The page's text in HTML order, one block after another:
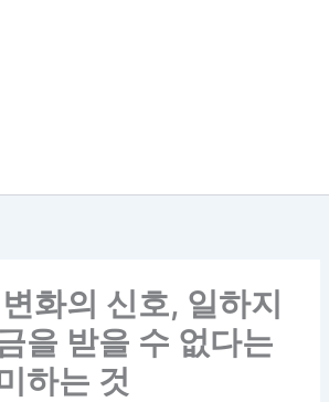
화의 신호, 일하지
을 받을 수 없다는
하는 것